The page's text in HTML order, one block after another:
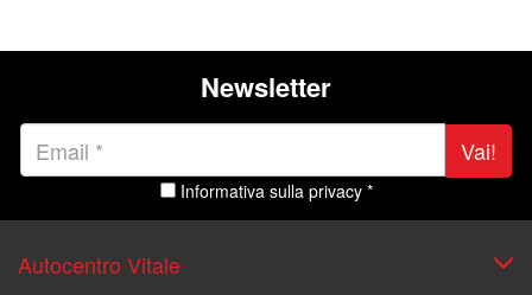
Newsletter
Vai!
Informativa sulla privacy *
Autocentro Vitale